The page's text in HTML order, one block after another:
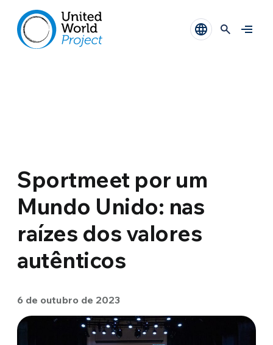
Sportmeet por um
Mundo Unido: nas
raízes dos valores
autênticos
6 de outubro de 2023